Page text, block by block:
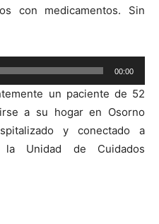
con medicamentos. Sin
00:00
un paciente de 52
a su hogar en Osorno
y conectado a
la Unidad de Cuidados